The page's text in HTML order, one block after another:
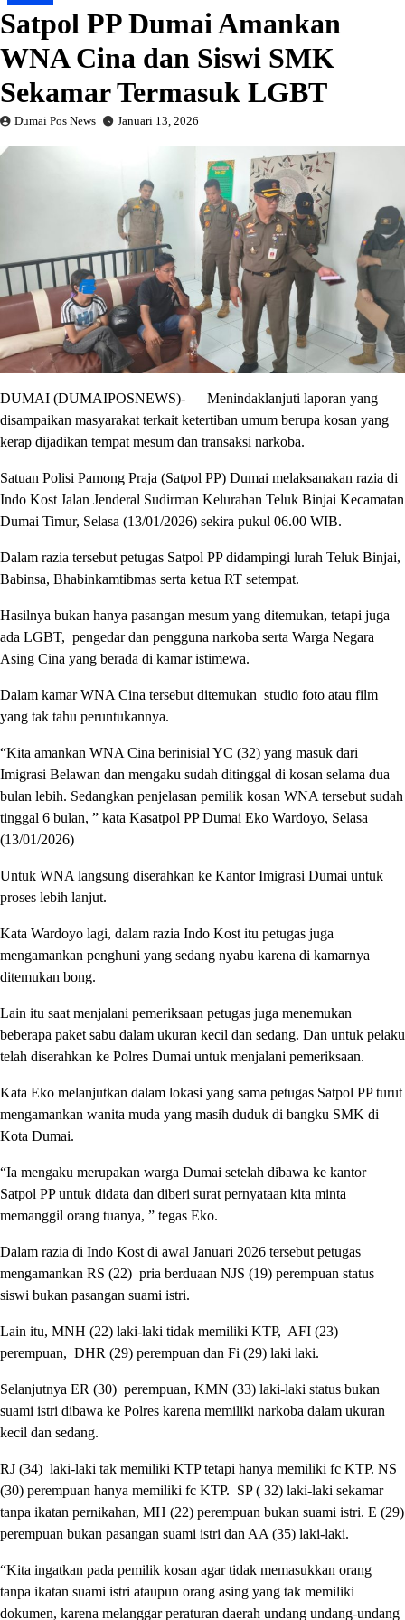
Satpol PP Dumai Amankan
WNA Cina dan Siswi SMK
Sekamar Termasuk LGBT
Dumai Pos News Januari 13, 2026
DUMAI (DUMAIPOSNEWS)- — Menindaklanjuti laporan yang
disampaikan masyarakat terkait ketertiban umum berupa kosan yang
kerap dijadikan tempat mesum dan transaksi narkoba.
Satuan Polisi Pamong Praja (Satpol PP) Dumai melaksanakan razia di
Indo Kost Jalan Jenderal Sudirman Kelurahan Teluk Binjai Kecamatan
Dumai Timur, Selasa (13/01/2026) sekira pukul 06.00 WIB.
Dalam razia tersebut petugas Satpol PP didampingi lurah Teluk Binjai,
Babinsa, Bhabinkamtibmas serta ketua RT setempat.
Hasilnya bukan hanya pasangan mesum yang ditemukan, tetapi juga
ada LGBT, pengedar dan pengguna narkoba serta Warga Negara
Asing Cina yang berada di kamar istimewa.
Dalam kamar WNA Cina tersebut ditemukan studio foto atau film
yang tak tahu peruntukannya.
“Kita amankan WNA Cina berinisial YC (32) yang masuk dari
Imigrasi Belawan dan mengaku sudah ditinggal di kosan selama dua
bulan lebih. Sedangkan penjelasan pemilik kosan WNA tersebut sudah
tinggal 6 bulan, ” kata Kasatpol PP Dumai Eko Wardoyo, Selasa
(13/01/2026)
Untuk WNA langsung diserahkan ke Kantor Imigrasi Dumai untuk
proses lebih lanjut.
Kata Wardoyo lagi, dalam razia Indo Kost itu petugas juga
mengamankan penghuni yang sedang nyabu karena di kamarnya
ditemukan bong.
Lain itu saat menjalani pemeriksaan petugas juga menemukan
beberapa paket sabu dalam ukuran kecil dan sedang. Dan untuk pelaku
telah diserahkan ke Polres Dumai untuk menjalani pemeriksaan.
Kata Eko melanjutkan dalam lokasi yang sama petugas Satpol PP turut
mengamankan wanita muda yang masih duduk di bangku SMK di
Kota Dumai.
“Ia mengaku merupakan warga Dumai setelah dibawa ke kantor
Satpol PP untuk didata dan diberi surat pernyataan kita minta
memanggil orang tuanya, ” tegas Eko.
Dalam razia di Indo Kost di awal Januari 2026 tersebut petugas
mengamankan RS (22) pria berduaan NJS (19) perempuan status
siswi bukan pasangan suami istri.
Lain itu, MNH (22) laki-laki tidak memiliki KTP, AFI (23)
perempuan, DHR (29) perempuan dan Fi (29) laki laki.
Selanjutnya ER (30) perempuan, KMN (33) laki-laki status bukan
suami istri dibawa ke Polres karena memiliki narkoba dalam ukuran
kecil dan sedang.
RJ (34) laki-laki tak memiliki KTP tetapi hanya memiliki fc KTP. NS
(30) perempuan hanya memiliki fc KTP. SP ( 32) laki-laki sekamar
tanpa ikatan pernikahan, MH (22) perempuan bukan suami istri. E (29)
perempuan bukan pasangan suami istri dan AA (35) laki-laki.
“Kita ingatkan pada pemilik kosan agar tidak memasukkan orang
tanpa ikatan suami istri ataupun orang asing yang tak memiliki
dokumen, karena melanggar peraturan daerah undang undang-undang